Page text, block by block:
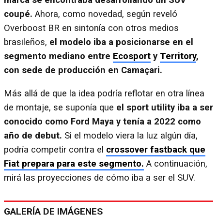
coupé. Ahora, como novedad, según reveló
Overboost BR en sintonía con otros medios
brasileños, el modelo iba a posicionarse en el
segmento mediano entre Ecosport y Territory,
con sede de producción en Camaçari.
Más allá de que la idea podría reflotar en otra línea
de montaje, se suponía que el sport utility iba a ser
conocido como Ford Maya y tenía a 2022 como
año de debut. Si el modelo viera la luz algún día,
podría competir contra el crossover fastback que
Fiat prepara para este segmento. A continuación,
mirá las proyecciones de cómo iba a ser el SUV.
GALERÍA DE IMÁGENES